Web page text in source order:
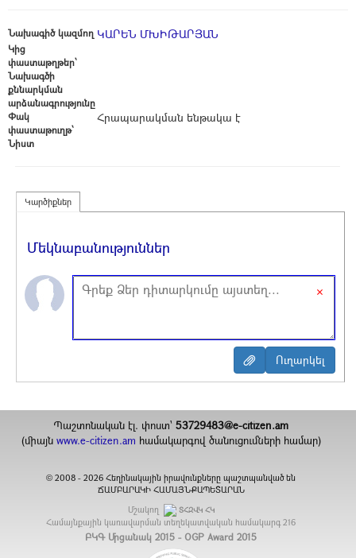
Նախագիծ կազմող ԿԱՐԵՆ ՄԽԻԹԱՐՅԱՆ
Կից
փաստաթղթեր՝
Նախագծի
քննարկման
արձանագրությունը
Փակ
փաստաթուղթ՝
Հրապարակման ենթակա է
Նիստ
Կարծիքներ
Մեկնաբանություններ
×
Պաշտոնական էլ. փոստ`53729483@e-citizen.am
(միայն www.e-citizen.am համակարգով ծանուցումների համար)
© 2008 -2026 Հեղինակային իրավունքները պաշտպանված են
ՃԱՄԲԱՐԱԿԻ ՀԱՄԱՅՆՔԱՊԵՏԱՐԱՆ
Մշակող
ՏՀԶՎԿ ՀԿ
Համայնքային կառավարման տեղեկատվական համակարգ 216
ԲԿԳ Մրցանակ 2015 - OGP Award 2015